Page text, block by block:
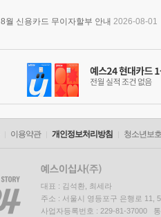
8월 신용카드 무이자할부 안내 2026-08-01
이용약관 개인정보처리방침 청소년보
대표 : 김석환, 최세라
주소 : 서울시 영등포구 은행로 11,
사업자등록번호 : 229-81-37000